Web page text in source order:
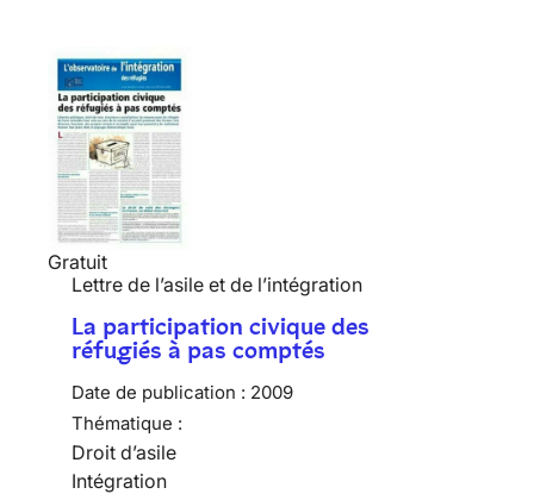
Gratuit
Lettre de l’asile et de l’intégration
La participation civique des
réfugiés à pas comptés
Date de publication : 2009
Thématique :
Droit d’asile
Intégration